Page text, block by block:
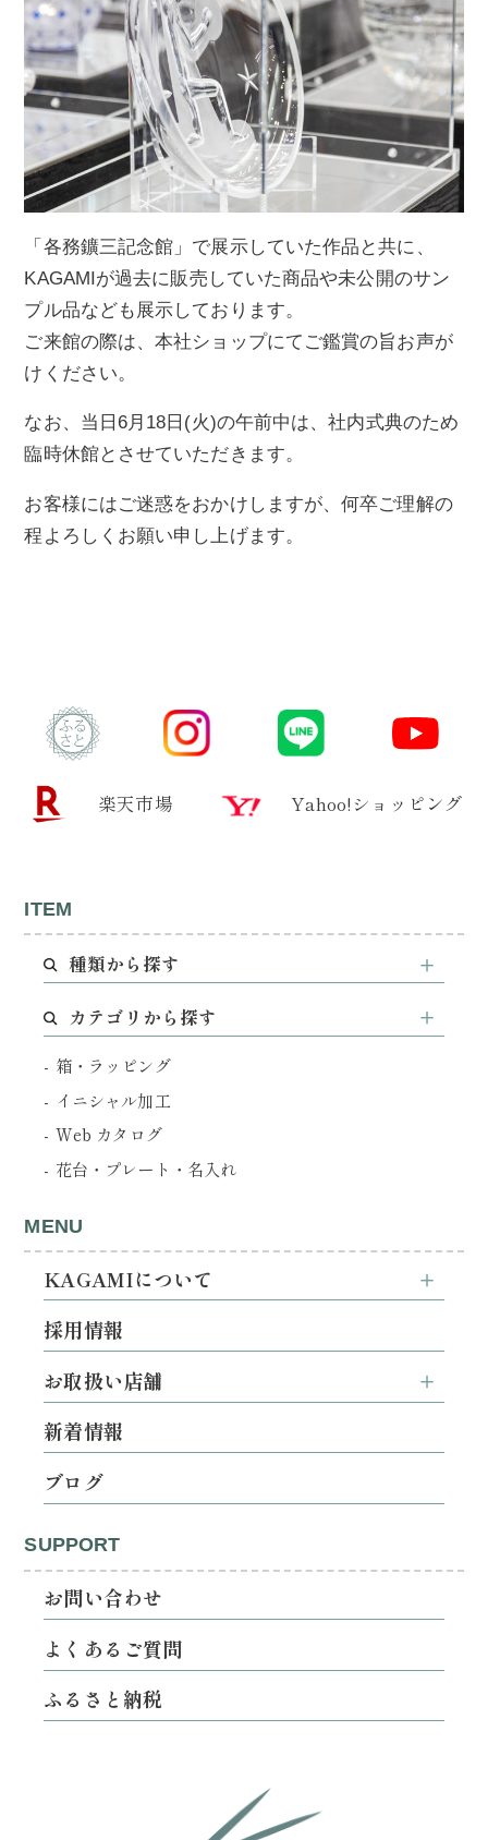
「各務鑛三記念館」で展示していた作品と共に、
KAGAMIが過去に販売していた商品や未公開のサン
プル品なども展示しております。
ご来館の際は、本社ショップにてご鑑賞の旨お声が
けください。
なお、当日6月18日(火)の午前中は、社内式典のため
臨時休館とさせていただきます。
お客様にはご迷惑をおかけしますが、何卒ご理解の
程よろしくお願い申し上げます。
楽天市場 Yahoo!ショッピング
ITEM
種類から探す
カテゴリから探す
箱・ラッピング
イニシャル加工
Web カタログ
花台・プレート・名入れ
MENU
KAGAMIについて
採用情報
お取扱い店舗
新着情報
ブログ
SUPPORT
お問い合わせ
よくあるご質問
ふるさと納税